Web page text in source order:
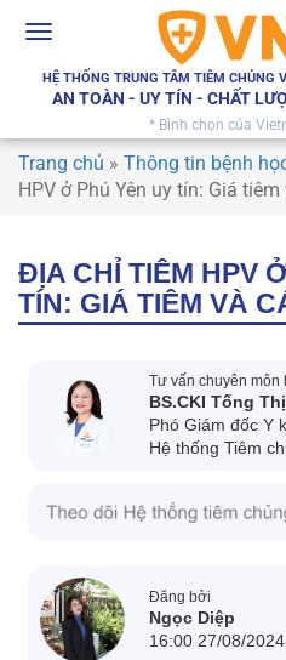
Toggle
HỆ THỐNG TRUNG TÂM TIÊM CHỦNG
AN TOÀN - UY TÍN - CHẤT
* Bình chọn của
Trang chủ » Thông tin bệnh
HPV ở Phú Yên uy tín: Giá
ĐỊA CHỈ TIÊM HPV
TÍN: GIÁ TIÊM VÀ
Tư vấn chuyên môn
BS.CKI Tống
Phó Giám đốc Y
Hệ thống Tiêm
Đăng bởi
Ngọc Diệp
16:00 27/08/2024